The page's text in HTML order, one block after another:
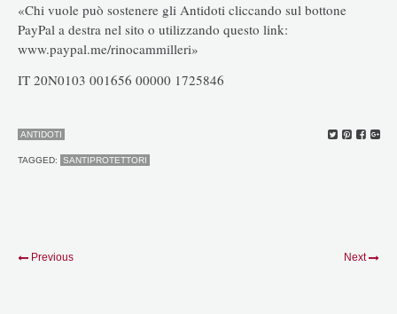
«Chi vuole può sostenere gli Antidoti cliccando sul bottone
PayPal a destra nel sito o utilizzando questo link:
www.paypal.me/rinocammilleri»
IT 20N0103 001656 00000 1725846
ANTIDOTI
TAGGED: SANTIPROTETTORI
Previous Next